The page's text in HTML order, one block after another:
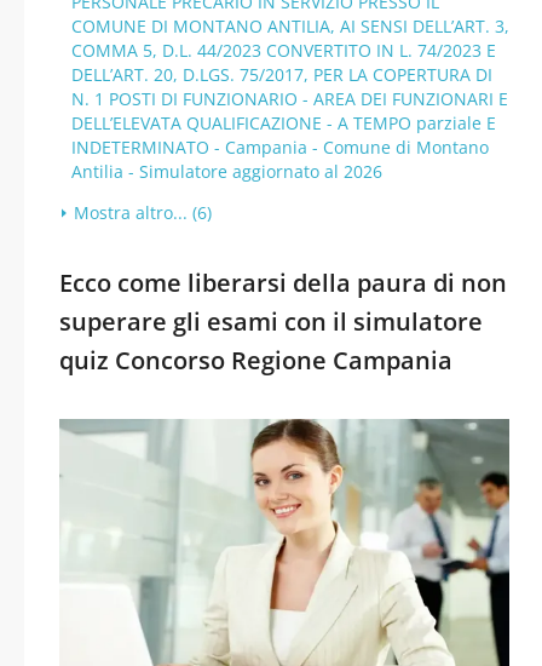
COMUNE DI MONTANO ANTILIA, AI SENSI DELL’ART. 3,
COMMA 5, D.L. 44/2023 CONVERTITO IN L. 74/2023 E
DELL’ART. 20, D.LGS. 75/2017, PER LA COPERTURA DI
N. 1 POSTI DI FUNZIONARIO - AREA DEI FUNZIONARI E
DELL’ELEVATA QUALIFICAZIONE - A TEMPO parziale E
INDETERMINATO - Campania - Comune di Montano
Antilia - Simulatore aggiornato al 2026
Mostra altro... (6)
Ecco come liberarsi della paura di non
superare gli esami con il simulatore
quiz Concorso Regione Campania